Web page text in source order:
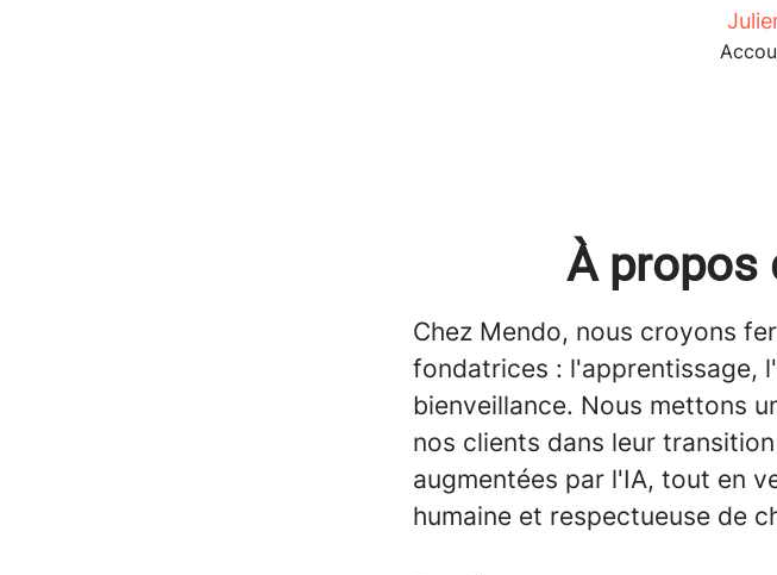
À propos
Chez Mendo, nous croyons
fondatrices : l'apprentissage,
bienveillance. Nous mettons
nos clients dans leur
augmentées par l'IA, tout en
humaine et respectueuse de